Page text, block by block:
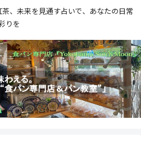
、未来を見通す占いで、あなたの日常
りを